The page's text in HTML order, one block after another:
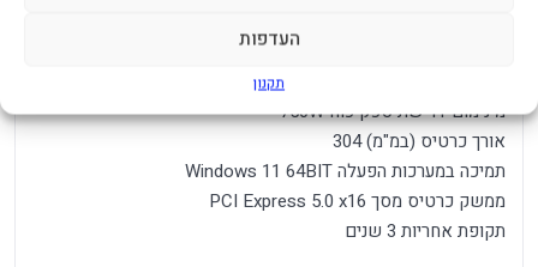
העדפות
תקנון
מינימום דרישת ספק כוח 750W
אורך כרטיס (במ"מ) 304
תמיכה במערכות הפעלה Windows 11 64BIT
ממשק כרטיס מסך PCI Express 5.0 x16
תקופת אחריות 3 שנים